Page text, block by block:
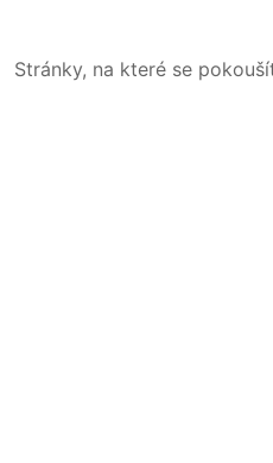
Stránky, na které se